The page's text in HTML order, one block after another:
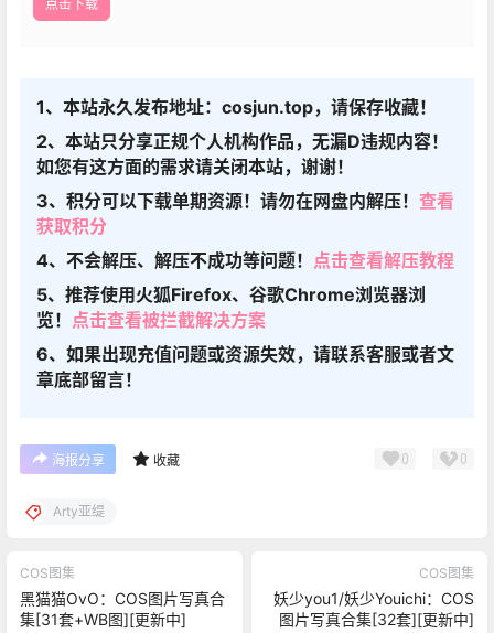
点击下载
1、本站永久发布地址：cosjun.top，请保存收藏！
2、本站只分享正规个人机构作品，无漏D违规内容！
如您有这方面的需求请关闭本站，谢谢！
3、积分可以下载单期资源！请勿在网盘内解压！ 查看
获取积分
4、不会解压、解压不成功等问题！ 点击查看解压教程
5、推荐使用火狐Firefox、谷歌Chrome浏览器浏
览！ 点击查看被拦截解决方案
6、如果出现充值问题或资源失效，请联系客服或者文
章底部留言！
海报分享 收藏 0 0
Arty亚缇
COS图集
黑猫猫OvO：COS图片写真合
集[31套+WB图][更新中]
COS图集
妖少you1/妖少Youichi：COS
图片写真合集[32套][更新中]